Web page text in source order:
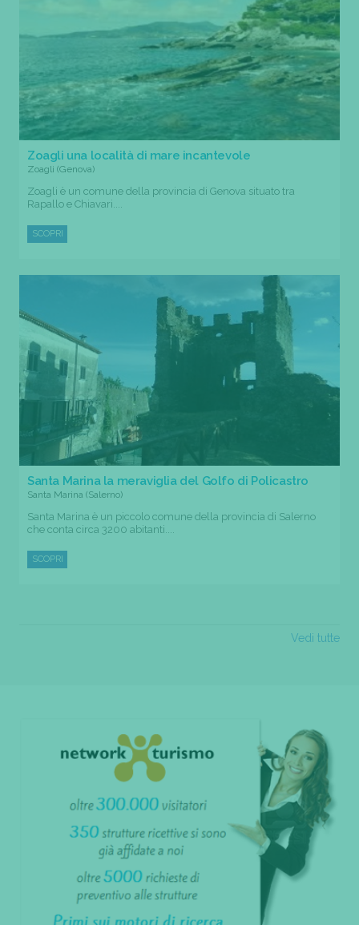
Zoagli una località di mare incantevole
Zoagli (Genova)
Zoagli è un comune della provincia di Genova situato tra
Rapallo e Chiavari....
SCOPRI
Santa Marina la meraviglia del Golfo di Policastro
Santa Marina (Salerno)
Santa Marina è un piccolo comune della provincia di Salerno
che conta circa 3200 abitanti....
SCOPRI
Vedi tutte